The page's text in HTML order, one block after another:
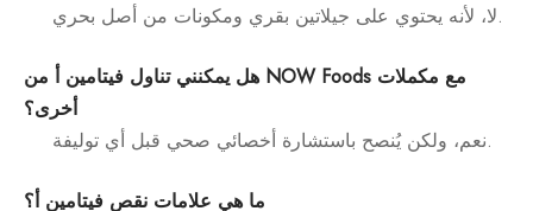
لا، لأنه يحتوي على جيلاتين بقري ومكونات من أصل بحري.
هل يمكنني تناول فيتامين أ من NOW Foods مع مكملات
أخرى؟
نعم، ولكن يُنصح باستشارة أخصائي صحي قبل أي توليفة.
ما هي علامات نقص فيتامين أ؟